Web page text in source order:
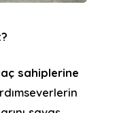
sahiplerine